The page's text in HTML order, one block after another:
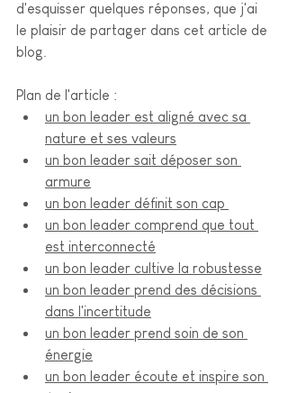
d'esquisser quelques réponses, que j'ai
le plaisir de partager dans cet article de
blog.
Plan de l'article :
un bon leader est aligné avec sa
nature et ses valeurs
un bon leader sait déposer son
armure
un bon leader définit son cap
un bon leader comprend que tout
est interconnecté
un bon leader cultive la robustesse
un bon leader prend des décisions
dans l'incertitude
un bon leader prend soin de son
énergie
un bon leader écoute et inspire son